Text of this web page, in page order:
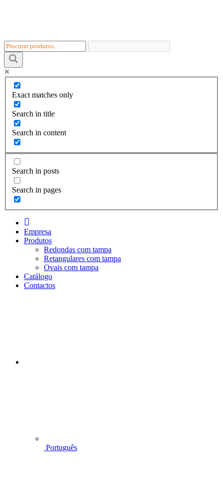
Exact matches only
Search in title
Search in content
Search in posts
Search in pages
n
i
Empresa
Produtos
Redondas com tampa
Retangulares com tampa
Ovais com tampa
Catálogo
Contactos
Português